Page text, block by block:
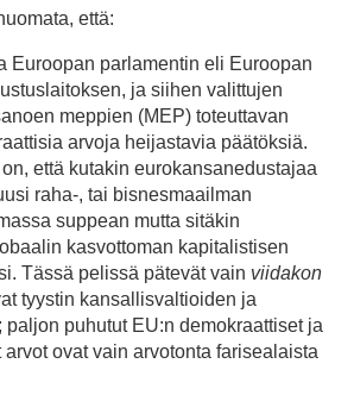
että:
Euroopan parlamentin eli Euroopan
ja siihen valittujen
meppien (MEP) toteuttavan
arvoja heijastavia päätöksiä.
että kutakin eurokansanedustajaa
raha-, tai bisnesmaailman
suppean mutta sitäkin
kasvottoman kapitalistisen
Tässä pelissä pätevät vain viidakon
tyystin kansallisvaltioiden ja
paljon puhutut EU:n demokraattiset ja
ovat vain arvotonta farisealaista